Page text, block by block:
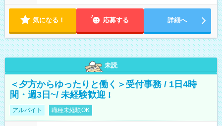
気になる！ 応募する 詳細へ
未読
＜夕方からゆったりと働く＞受付事務 / 1日4時
間・週3日~/ 未経験歓迎 !
アルバイト 職種未経験OK